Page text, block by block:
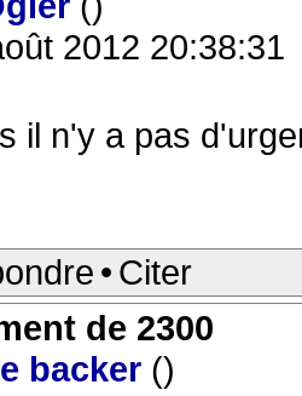
2012 20:38:31
il n'y a pas
• Citer
de 2300
backer ()